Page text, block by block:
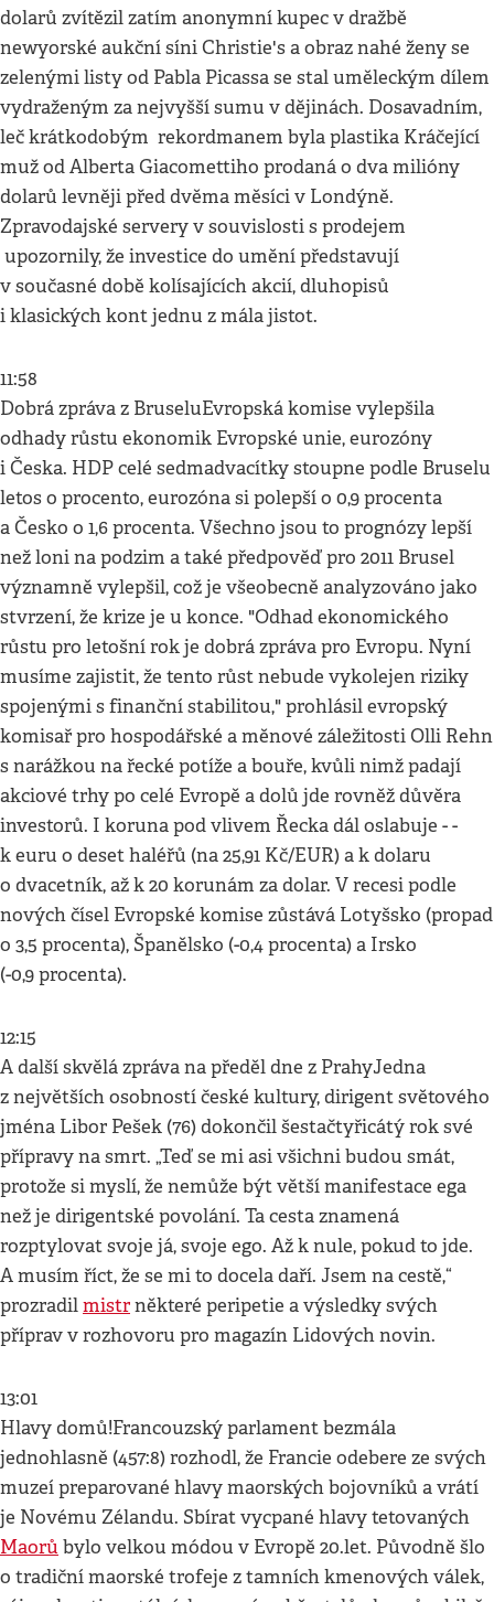
dolarů zvítězil zatím anonymní kupec v dražbě
newyorské aukční síni Christie's a obraz nahé ženy se
zelenými listy od Pabla Picassa se stal uměleckým dílem
vydraženým za nejvyšší sumu v dějinách. Dosavadním,
leč krátkodobým rekordmanem byla plastika Kráčející
muž od Alberta Giacomettiho prodaná o dva milióny
dolarů levněji před dvěma měsíci v Londýně.
Zpravodajské servery v souvislosti s prodejem
upozornily, že investice do umění představují
v současné době kolísajících akcií, dluhopisů
i klasických kont jednu z mála jistot.
11:58
Dobrá zpráva z BruseluEvropská komise vylepšila
odhady růstu ekonomik Evropské unie, eurozóny
i Česka. HDP celé sedmadvacítky stoupne podle Bruselu
letos o procento, eurozóna si polepší o 0,9 procenta
a Česko o 1,6 procenta. Všechno jsou to prognózy lepší
než loni na podzim a také předpověď pro 2011 Brusel
významně vylepšil, což je všeobecně analyzováno jako
stvrzení, že krize je u konce. "Odhad ekonomického
růstu pro letošní rok je dobrá zpráva pro Evropu. Nyní
musíme zajistit, že tento růst nebude vykolejen riziky
spojenými s finanční stabilitou," prohlásil evropský
komisař pro hospodářské a měnové záležitosti Olli Rehn
s narážkou na řecké potíže a bouře, kvůli nimž padají
akciové trhy po celé Evropě a dolů jde rovněž důvěra
investorů. I koruna pod vlivem Řecka dál oslabuje - -
k euru o deset haléřů (na 25,91 Kč/EUR) a k dolaru
o dvacetník, až k 20 korunám za dolar. V recesi podle
nových čísel Evropské komise zůstává Lotyšsko (propad
o 3,5 procenta), Španělsko (-0,4 procenta) a Irsko
(-0,9 procenta).
12:15
A další skvělá zpráva na předěl dne z PrahyJedna
z největších osobností české kultury, dirigent světového
jména Libor Pešek (76) dokončil šestačtyřicátý rok své
přípravy na smrt. „Teď se mi asi všichni budou smát,
protože si myslí, že nemůže být větší manifestace ega
než je dirigentské povolání. Ta cesta znamená
rozptylovat svoje já, svoje ego. Až k nule, pokud to jde.
A musím říct, že se mi to docela daří. Jsem na cestě,“
prozradilmistrněkteré peripetie a výsledky svých
příprav v rozhovoru pro magazín Lidových novin.
13:01
Hlavy domů!Francouzský parlament bezmála
jednohlasně (457:8) rozhodl, že Francie odebere ze svých
muzeí preparované hlavy maorských bojovníků a vrátí
je Novému Zélandu. Sbírat vycpané hlavy tetovaných
Maorů bylo velkou módou v Evropě 20.let. Původně šlo
o tradiční maorské trofeje z tamních kmenových válek,